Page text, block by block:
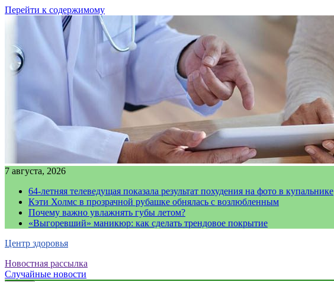
Перейти к содержимому
7 августа, 2026
64-летняя телеведущая показала результат похудения на фото в купальнике
Кэти Холмс в прозрачной рубашке обнялась с возлюбленным
Почему важно увлажнять губы летом?
«Выгоревший» маникюр: как сделать трендовое покрытие
Центр здоровья
Новостная рассылка
Случайные новости